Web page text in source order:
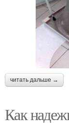
читать дальше →
Как